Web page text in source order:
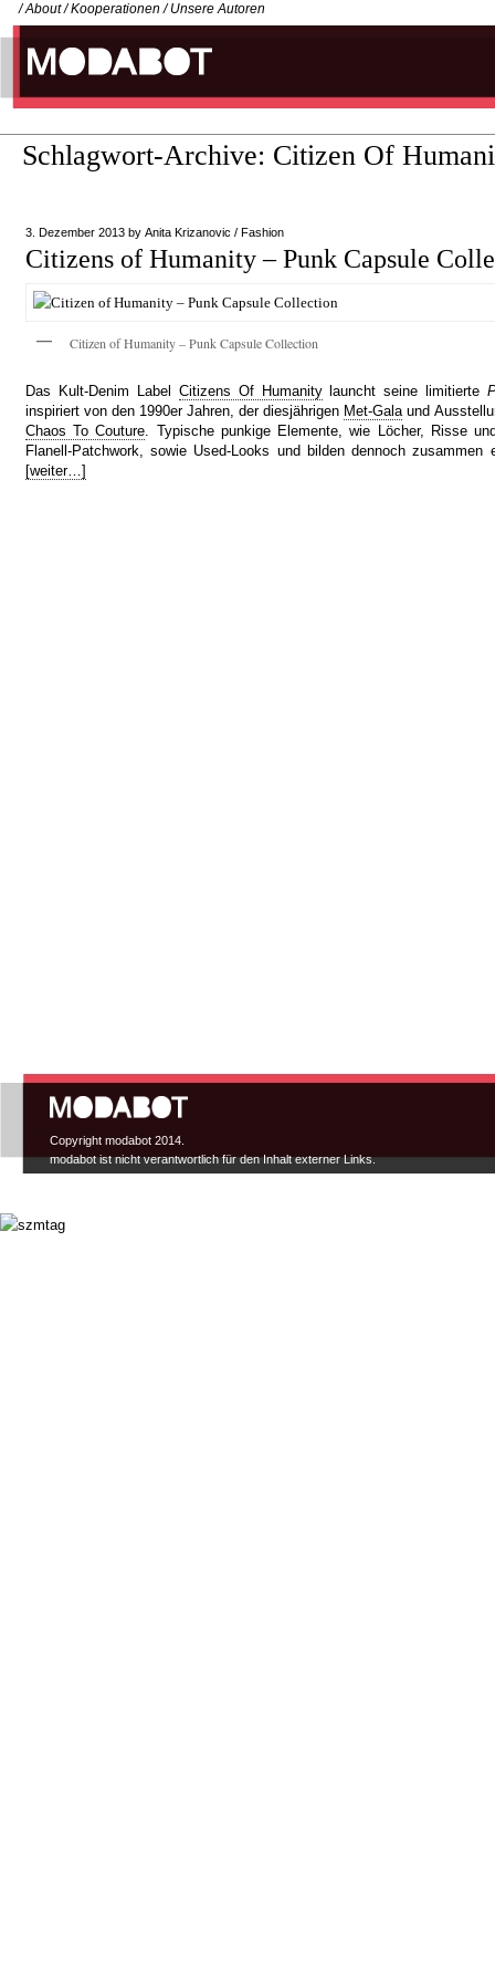
/ About / Kooperationen / Unsere Autoren
Schlagwort-Archive: Citizen Of
3. Dezember 2013 by Anita Krizanovic / Fashion
Citizens of Humanity – Punk Capsule
Citizen of Humanity – Punk Capsule Collection
Das Kult-Denim Label Citizens Of Humanitylauncht seine limitierte
inspiriert von den 1990er Jahren, der diesjährigen Met-Galaund
Chaos To Couture. Typische punkige Elemente, wie Löcher, Risse
Flanell-Patchwork, sowie Used-Looks und bilden dennoch zusammen
[weiter…]
Hauptmenü
Copyright modabot 2014.
modabot ist nicht verantwortlich für den Inhalt externer Links.